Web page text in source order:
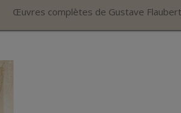
Œuvres complètes de Gustave